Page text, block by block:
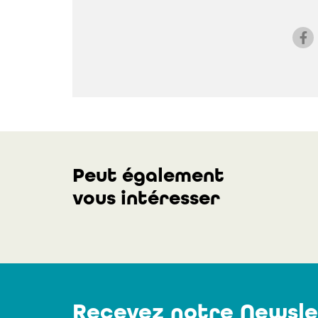
Peut également
vous intéresser
Recevez notre